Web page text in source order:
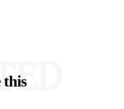
this